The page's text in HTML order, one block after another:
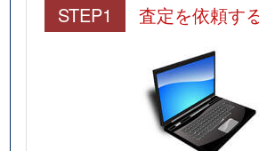
STEP1 査定を依頼す